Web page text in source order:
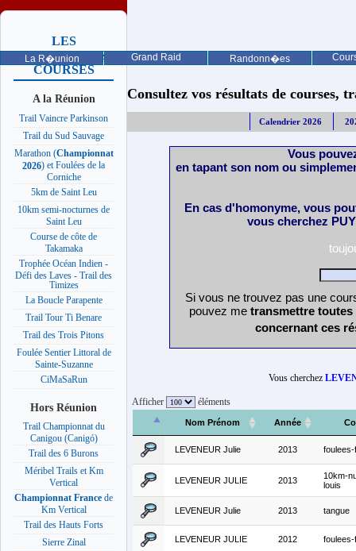
La R�union Grand Raid Randonn�es
LES
PROCHAINES
COURSES
A la Réunion
Trail Vaincre Parkinson
Trail du Sud Sauvage
Marathon (Championnat
2026) et Foulées de la
Corniche
5km de Saint Leu
10km semi-nocturnes de
Saint Leu
Course de côte de
Takamaka
Trophée Océan Indien -
Défi des Laves - Trail des
Timizes
La Boucle Parapente
Trail Tour Ti Benare
Trail des Trois Pitons
Foulée Sentier Littoral de
Sainte-Suzanne
CiMaSaRun
Hors Réunion
Trail Championnat du
Canigou (Canigó)
Trail des 6 Burons
Méribel Trails et Km
Vertical
Championnat France de
Km Vertical
Trail des Hauts Forts
Sierre Zinal
Consultez vos résultats de courses,
Calendrier 2026
Vous
en tapant son nom ou
En cas d'homonyme, vous
vous cherchez
Si vous ne trouvez pas une
pouvez me transmettre
concernant ces
Vous cherchez
Afficher éléments
Nom Prénom Année
LEVENEUR Julie 2013 foulees-
LEVENEUR JULIE 2013
10km-
louis
LEVENEUR Julie 2013 tangue
LEVENEUR JULIE 2012 foulees-